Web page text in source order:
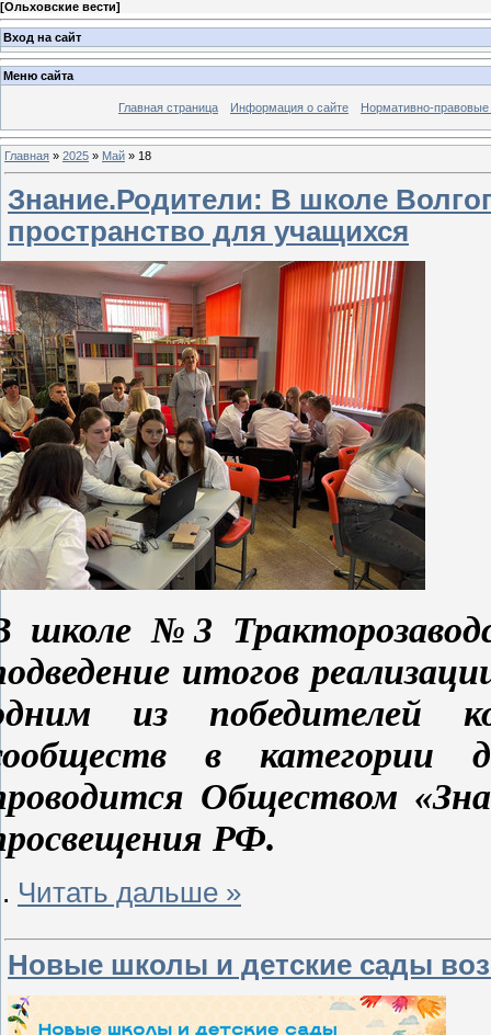
[Ольховские вести]
Вход на сайт
Меню сайта
Главная страница Информация о сайте Нормативно-правовые
Главная » 2025 » Май » 18
Знание.Родители: В школе
пространство для учащихся
школе №3
итогов
из победителей
в категории
Обществом
РФ.
Читать дальше »
Новые школы и детские сады